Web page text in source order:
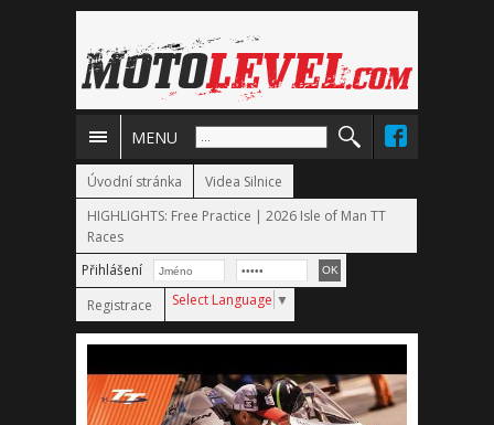
MENU
Úvodní stránka
Videa Silnice
HIGHLIGHTS: Free Practice | 2026 Isle of Man TT
Races
Přihlášení
Registrace
Select Language ▼